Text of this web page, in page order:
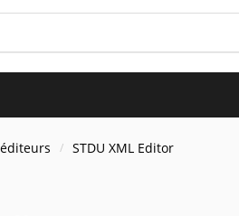
éditeurs STDU XML Editor